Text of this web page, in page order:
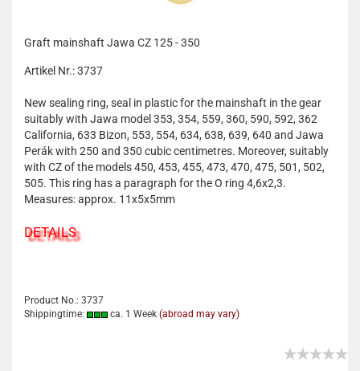
Graft mainshaft Jawa CZ 125 - 350
Artikel Nr.: 3737
New sealing ring, seal in plastic for the mainshaft in the gear
suitably with Jawa model 353, 354, 559, 360, 590, 592, 362
California, 633 Bizon, 553, 554, 634, 638, 639, 640 and Jawa
Perák with 250 and 350 cubic centimetres. Moreover, suitably
with CZ of the models 450, 453, 455, 473, 470, 475, 501, 502,
505. This ring has a paragraph for the O ring 4,6x2,3.
Measures: approx. 11x5x5mm
DETAILS
Product No.: 3737
Shippingtime:
ca. 1 Week (abroad may vary)